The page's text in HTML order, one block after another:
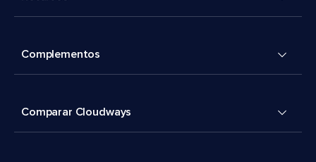
Complementos
Comparar Cloudways